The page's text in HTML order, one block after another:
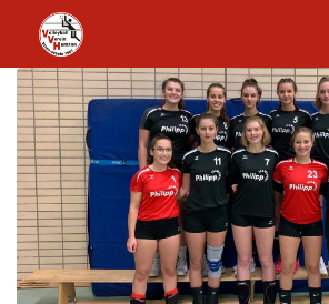
Zum Inhalt